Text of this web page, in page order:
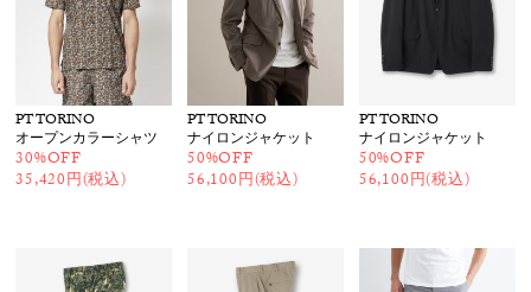
PT TORINO
オープンカラーシャツ
30%OFF
35,420円(税込)
PT TORINO
ナイロンジャケット
50%OFF
56,100円(税込)
PT TORINO
ナイロンジャケット
50%OFF
56,100円(税込)